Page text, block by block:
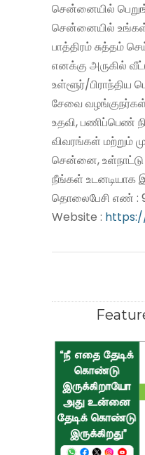
சென்னையில்
சென்னையில்
பாத்திரம் சுத்தம்
எனக்கு அருகில்
உள்ளூர்/பிராந்திய
சேவை
உதவி, பணிப்பெண்
விவரங்கள் மற்றும்
சென்னை, உள்நாட்டு
நீங்கள் உடனடியாக
தொலைபேசி எண் :
Website :